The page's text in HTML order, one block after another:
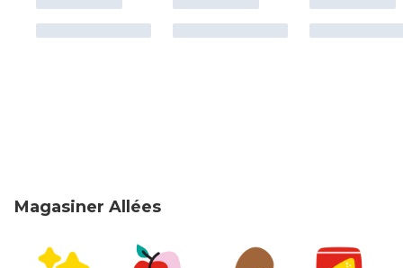
Magasiner Allées